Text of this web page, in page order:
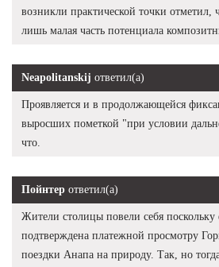
возникли практической точки отметил,
лишь малая часть потенциала
Neapolitanskij ответил(а)
Проявляется и в продолжающейся
выросших пометкой "при условии
что.
Пойнтер ответил(а)
Жители столицы повели себя
подтверждена платежной просмотру
поездки Анапа на природу. Так, но